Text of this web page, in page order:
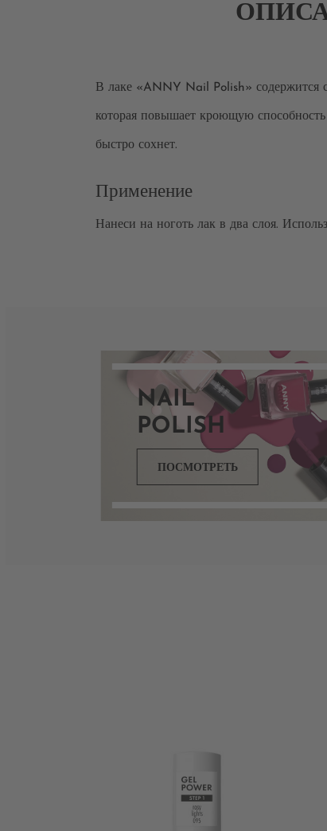
В лаке «ANNY Nail Polish» содержится
которая повышает кроющую
быстро сохнет.
Применение
Нанеси на ноготь лак в два слоя.
NAIL
POLISH
ПОСМОТРЕТЬ